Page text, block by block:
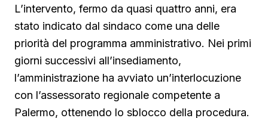
L’intervento, fermo da quasi quattro anni, era
stato indicato dal sindaco come una delle
priorità del programma amministrativo. Nei primi
giorni successivi all’insediamento,
l’amministrazione ha avviato un’interlocuzione
con l’assessorato regionale competente a
Palermo, ottenendo lo sblocco della procedura.